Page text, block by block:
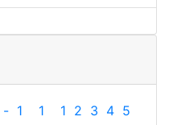
- 1 1 1 2 3 4 5